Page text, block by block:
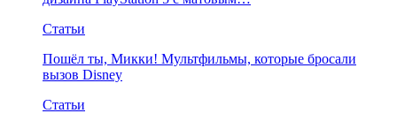
Статьи
Пошёл ты, Микки! Мультфильмы, которые бросали
вызов Disney
Статьи